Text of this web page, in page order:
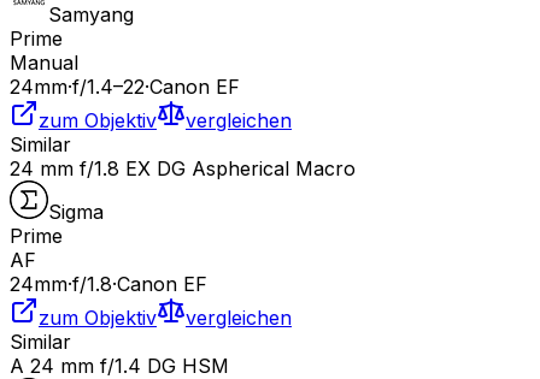
Samyang
Prime
Manual
24mm·f/1.4–22·Canon EF
zum Objektiv
vergleichen
Similar
24 mm f/1.8 EX DG Aspherical Macro
Sigma
Prime
AF
24mm·f/1.8·Canon EF
zum Objektiv
vergleichen
Similar
A 24 mm f/1.4 DG HSM